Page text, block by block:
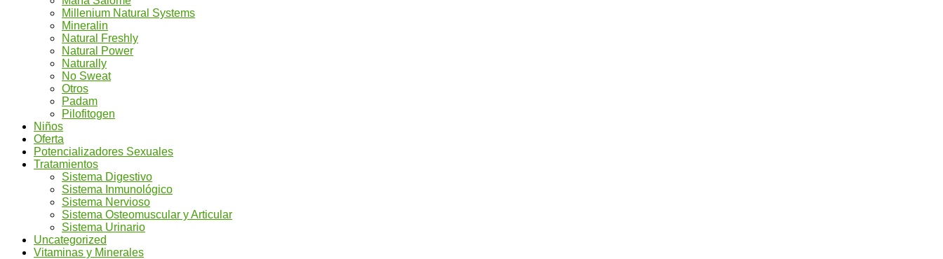
Millenium Natural Systems
Mineralin
Natural Freshly
Natural Power
Naturally
No Sweat
Otros
Padam
Pilofitogen
Niños
Oferta
Potencializadores Sexuales
Tratamientos
Sistema Digestivo
Sistema Inmunológico
Sistema Nervioso
Sistema Osteomuscular y Articular
Sistema Urinario
Uncategorized
Vitaminas y Minerales